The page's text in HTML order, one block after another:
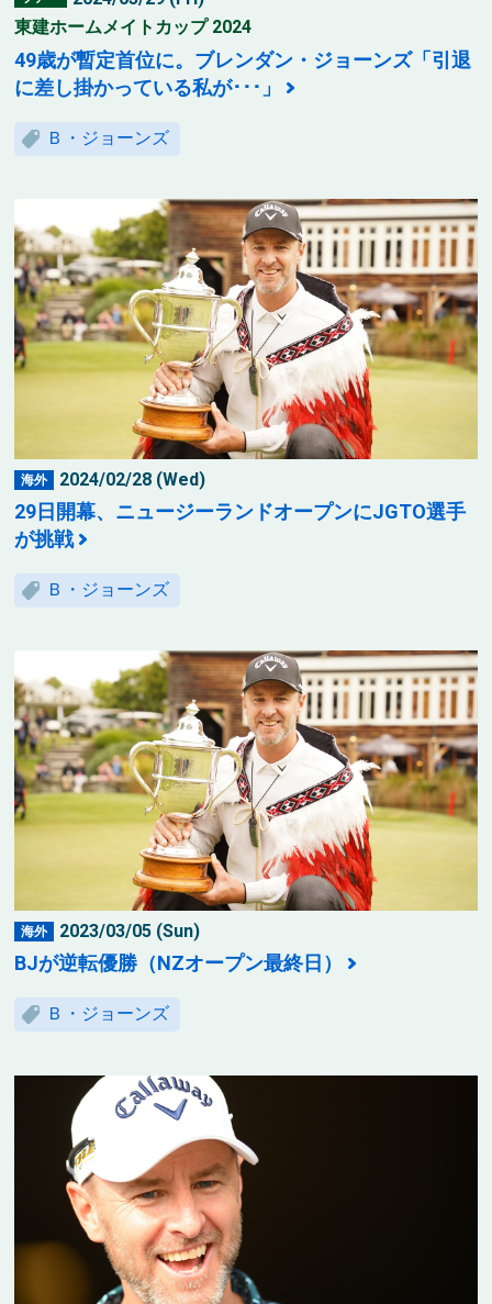
東建ホームメイトカップ 2024
49歳が暫定首位に。ブレンダン・ジョーンズ「引退
に差し掛かっている私が･･･」
Ｂ・ジョーンズ
海外 2024/02/28 (Wed)
29日開幕、ニュージーランドオープンにJGTO選手
が挑戦
Ｂ・ジョーンズ
海外 2023/03/05 (Sun)
BJが逆転優勝（NZオープン最終日）
Ｂ・ジョーンズ